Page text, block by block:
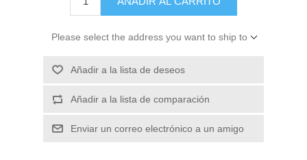
Please select the address you want to ship to